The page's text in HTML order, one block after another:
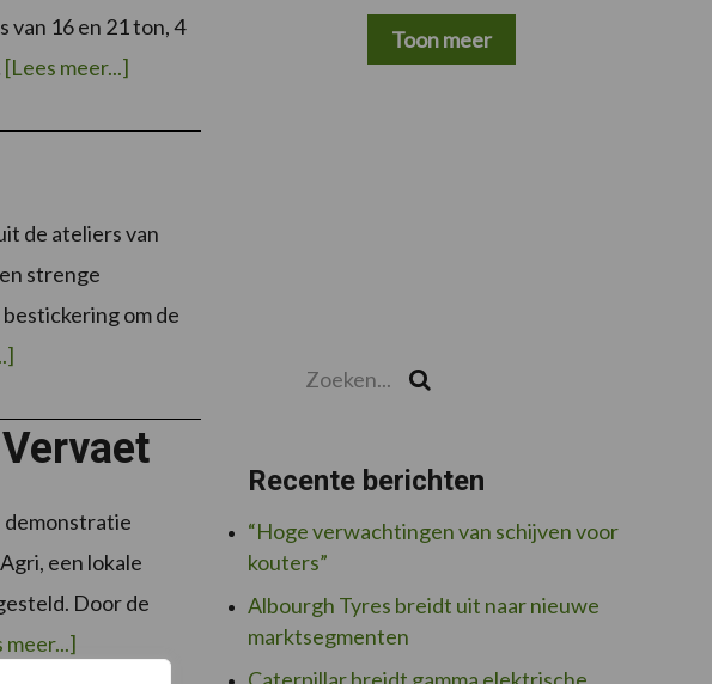
16 en 21 ton, 4
[Lees meer...]overVervaet
Q-
de ateliers van
strenge
om de
over1000ste
Holmer
demonstratie
een lokale
Door de
meer...]overBietenrooidemonstratie
Vervaet
Toon meer
Recente berichten
“Hoge verwachtingen van schijven voor
kouters”
Albourgh Tyres breidt uit naar nieuwe
marktsegmenten